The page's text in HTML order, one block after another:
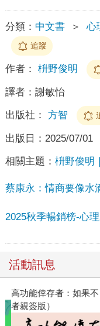
分類： 中文書 ＞ 心
追蹤
作者： 枡野俊明
譯者： 謝敏怡
出版社： 方智
出版日： 2025/07/01
相關主題： 枡野俊明
蔡康永：情商要像水
2025秋季暢銷榜-心
活動訊息
高功能倖存者：如果
者親簽版）